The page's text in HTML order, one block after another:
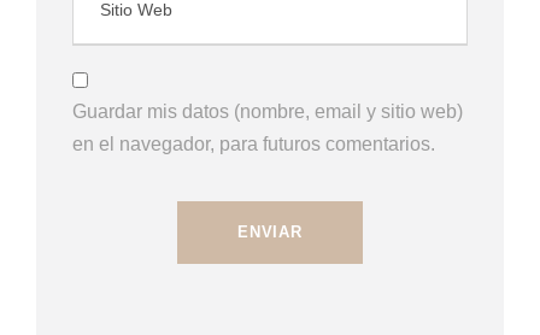
Guardar mis datos (nombre, email y sitio web)
en el navegador, para futuros comentarios.